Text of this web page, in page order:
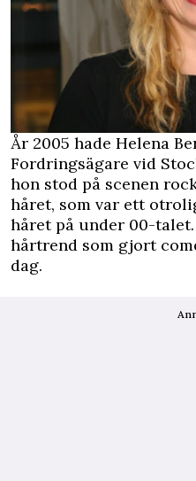
År 2005 hade Helena
Fordringsägare vid
hon stod på scenen
håret, som var ett
håret på under 00-
hårtrend som gjort
dag.